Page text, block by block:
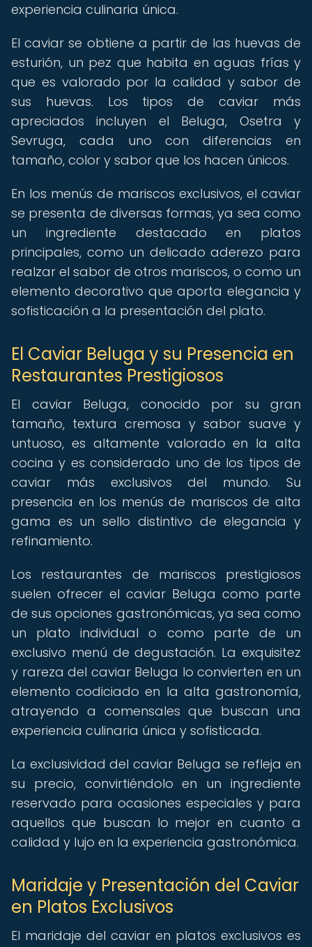
experiencia culinaria única.
El caviar se obtiene a partir de las huevas de
esturión, un pez que habita en aguas frías y
que es valorado por la calidad y sabor de
sus huevas. Los tipos de caviar más
apreciados incluyen el Beluga, Osetra y
Sevruga, cada uno con diferencias en
tamaño, color y sabor que los hacen únicos.
En los menús de mariscos exclusivos, el caviar
se presenta de diversas formas, ya sea como
un ingrediente destacado en platos
principales, como un delicado aderezo para
realzar el sabor de otros mariscos, o como un
elemento decorativo que aporta elegancia y
sofisticación a la presentación del plato.
El Caviar Beluga y su Presencia en
Restaurantes Prestigiosos
El caviar Beluga, conocido por su gran
tamaño, textura cremosa y sabor suave y
untuoso, es altamente valorado en la alta
cocina y es considerado uno de los tipos de
caviar más exclusivos del mundo. Su
presencia en los menús de mariscos de alta
gama es un sello distintivo de elegancia y
refinamiento.
Los restaurantes de mariscos prestigiosos
suelen ofrecer el caviar Beluga como parte
de sus opciones gastronómicas, ya sea como
un plato individual o como parte de un
exclusivo menú de degustación. La exquisitez
y rareza del caviar Beluga lo convierten en un
elemento codiciado en la alta gastronomía,
atrayendo a comensales que buscan una
experiencia culinaria única y sofisticada.
La exclusividad del caviar Beluga se refleja en
su precio, convirtiéndolo en un ingrediente
reservado para ocasiones especiales y para
aquellos que buscan lo mejor en cuanto a
calidad y lujo en la experiencia gastronómica.
Maridaje y Presentación del Caviar
en Platos Exclusivos
El maridaje del caviar en platos exclusivos es